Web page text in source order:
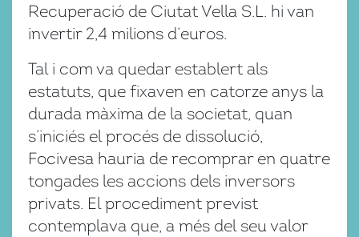
Recuperació de Ciutat Vella S.L. hi van
invertir 2,4 milions d’euros.
Tal i com va quedar establert als
estatuts, que fixaven en catorze anys la
durada màxima de la societat, quan
s’iniciés el procés de dissolució,
Focivesa hauria de recomprar en quatre
tongades les accions dels inversors
privats. El procediment previst
contemplava que, a més del seu valor